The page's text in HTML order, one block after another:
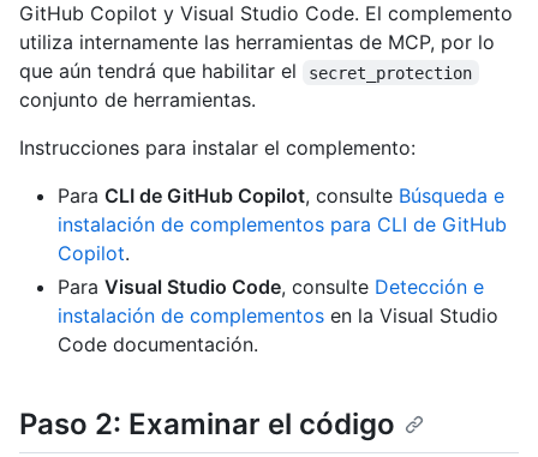
GitHub Copilot y Visual Studio Code. El complemento
utiliza internamente las herramientas de MCP, por lo
que aún tendrá que habilitar el
secret_protection
conjunto de herramientas.
Instrucciones para instalar el complemento:
Para CLI de GitHub Copilot, consulte Búsqueda e
instalación de complementos para CLI de GitHub
Copilot.
Para Visual Studio Code, consulte Detección e
instalación de complementos en la Visual Studio
Code documentación.
Paso 2: Examinar el código